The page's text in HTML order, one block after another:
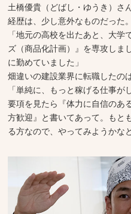
土橋優貴（どばし・ゆうき）さ
経歴は、少し意外なものだった。
「地元の高校を出たあと、大
ズ（商品化計画）』を専攻しま
に勤めていました」
畑違いの建設業界に転職したの
「単純に、もっと稼げる仕事
要項を見たら『体力に自信のあ
方歓迎』と書いてあって。もと
る方なので、やってみようかな